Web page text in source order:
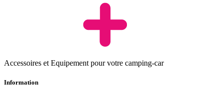
Accessoires et Equipement pour votre camping-car
Information